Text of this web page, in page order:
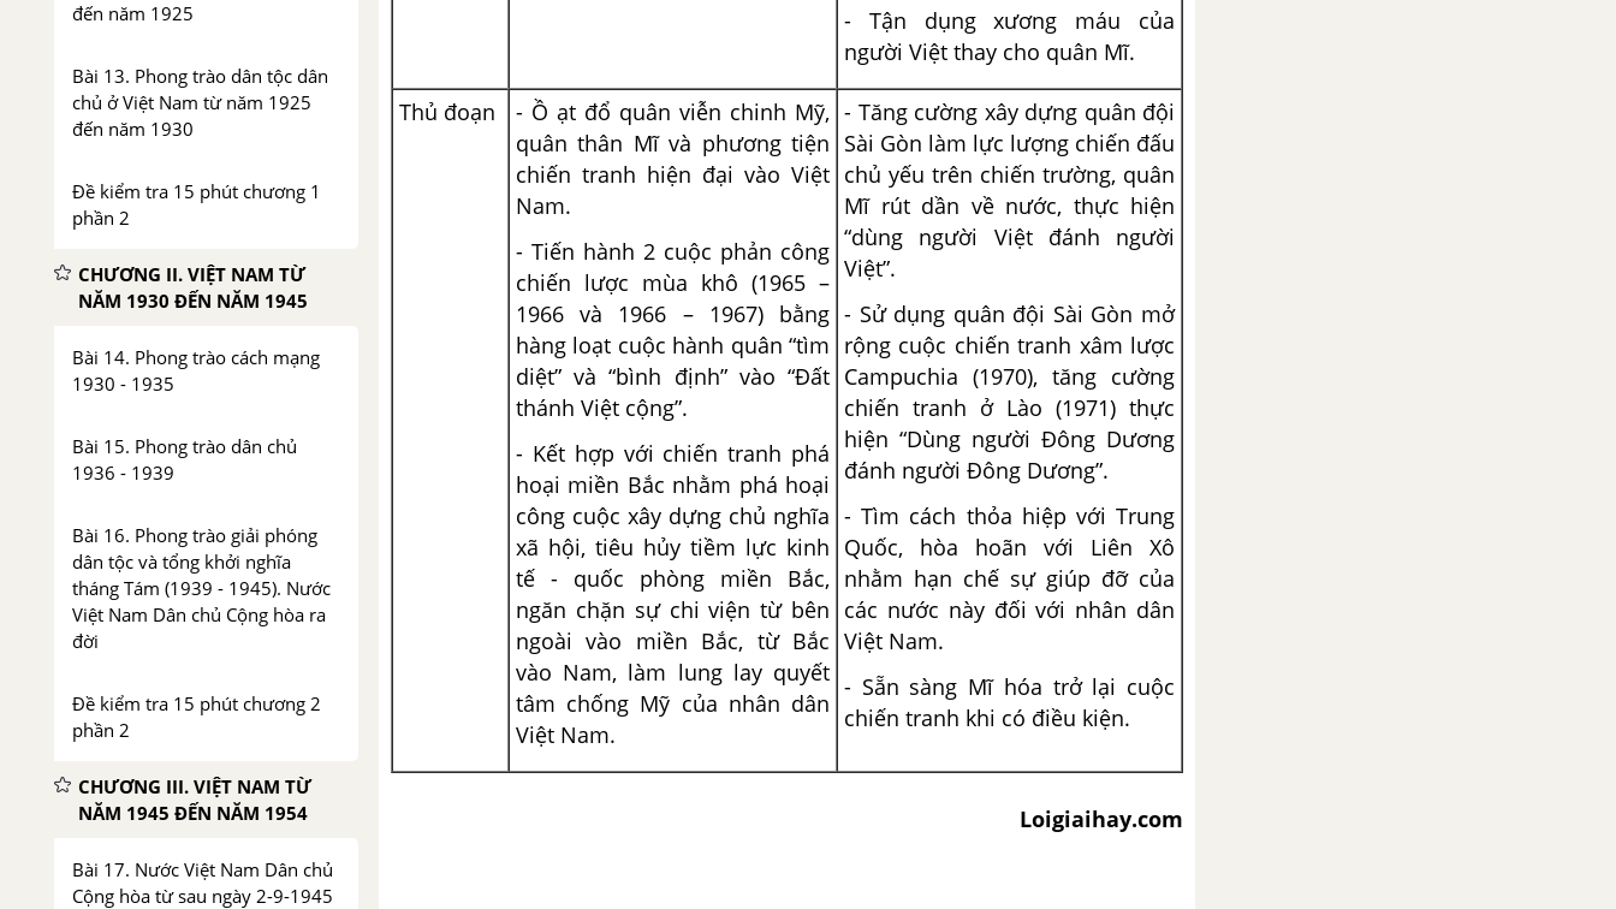
đến năm 1925
Bài 13. Phong trào dân tộc dân
chủ ở Việt Nam từ năm 1925
đến năm 1930
Đề kiểm tra 15 phút chương 1
phần 2
CHƯƠNG II. VIỆT NAM TỪ
NĂM 1930 ĐẾN NĂM 1945
Bài 14. Phong trào cách mạng
1930 - 1935
Bài 15. Phong trào dân chủ
1936 - 1939
Bài 16. Phong trào giải phóng
dân tộc và tổng khởi nghĩa
tháng Tám (1939 - 1945). Nước
Việt Nam Dân chủ Cộng hòa ra
đời
Đề kiểm tra 15 phút chương 2
phần 2
CHƯƠNG III. VIỆT NAM TỪ
NĂM 1945 ĐẾN NĂM 1954
Bài 17. Nước Việt Nam Dân chủ
Cộng hòa từ sau ngày 2-9-1945
- Tận dụng xương máu của
người Việt thay cho quân Mĩ.
Thủ đoạn
- Ồ ạt đổ quân viễn chinh Mỹ,
quân thân Mĩ và phương tiện
chiến tranh hiện đại vào Việt
Nam.
- Tiến hành 2 cuộc phản công
chiến lược mùa khô (1965 –
1966 và 1966 – 1967) bằng
hàng loạt cuộc hành quân “tìm
diệt” và “bình định” vào “Đất
thánh Việt cộng”.
- Kết hợp với chiến tranh phá
hoại miền Bắc nhằm phá hoại
công cuộc xây dựng chủ nghĩa
xã hội, tiêu hủy tiềm lực kinh
tế - quốc phòng miền Bắc,
ngăn chặn sự chi viện từ bên
ngoài vào miền Bắc, từ Bắc
vào Nam, làm lung lay quyết
tâm chống Mỹ của nhân dân
Việt Nam.
- Tăng cường xây dựng quân đội
Sài Gòn làm lực lượng chiến đấu
chủ yếu trên chiến trường, quân
Mĩ rút dần về nước, thực hiện
“dùng người Việt đánh người
Việt”.
- Sử dụng quân đội Sài Gòn mở
rộng cuộc chiến tranh xâm lược
Campuchia (1970), tăng cường
chiến tranh ở Lào (1971) thực
hiện “Dùng người Đông Dương
đánh người Đông Dương”.
- Tìm cách thỏa hiệp với Trung
Quốc, hòa hoãn với Liên Xô
nhằm hạn chế sự giúp đỡ của
các nước này đối với nhân dân
Việt Nam.
- Sẵn sàng Mĩ hóa trở lại cuộc
chiến tranh khi có điều kiện.
Loigiaihay.com